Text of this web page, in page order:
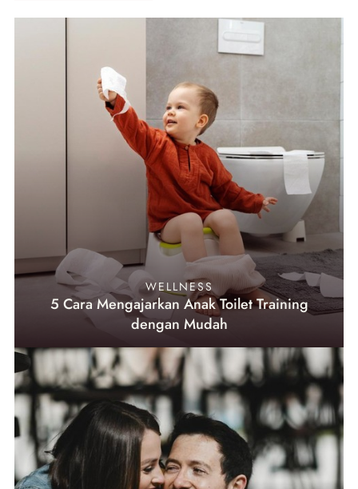
WELLNESS
5 Cara Mengajarkan Anak Toilet Training
dengan Mudah